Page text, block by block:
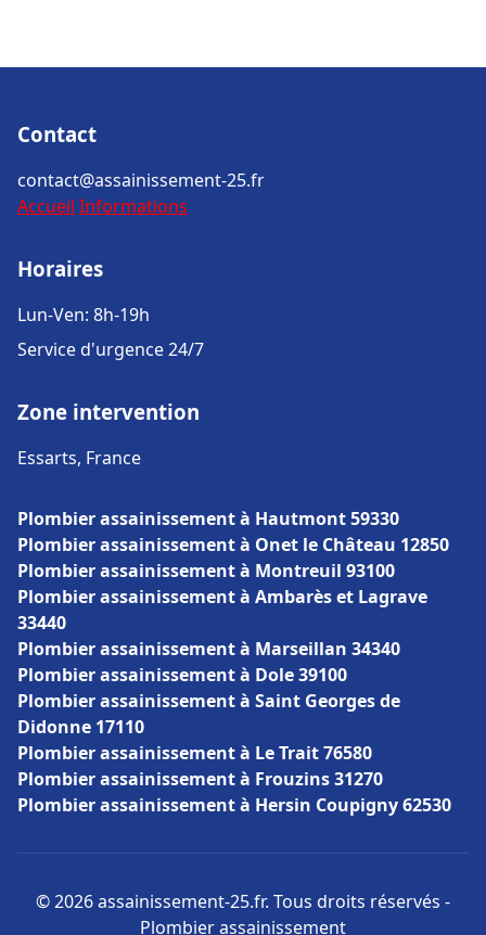
Contact
contact@assainissement-25.fr
Accueil Informations
Horaires
Lun-Ven: 8h-19h
Service d'urgence 24/7
Zone intervention
Essarts, France
Plombier assainissement à Hautmont 59330
Plombier assainissement à Onet le Château 12850
Plombier assainissement à Montreuil 93100
Plombier assainissement à Ambarès et Lagrave
33440
Plombier assainissement à Marseillan 34340
Plombier assainissement à Dole 39100
Plombier assainissement à Saint Georges de
Didonne 17110
Plombier assainissement à Le Trait 76580
Plombier assainissement à Frouzins 31270
Plombier assainissement à Hersin Coupigny 62530
© 2026 assainissement-25.fr. Tous droits réservés -
Plombier assainissement